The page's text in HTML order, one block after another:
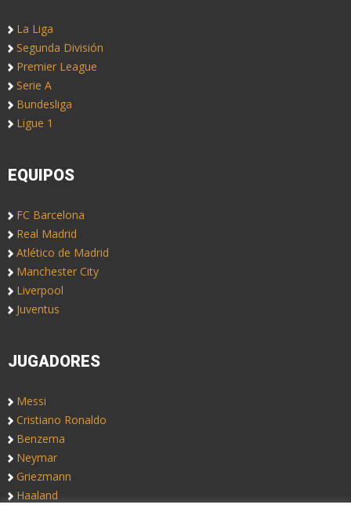
La Liga
Segunda División
Premier League
Serie A
Bundesliga
Ligue 1
EQUIPOS
FC Barcelona
Real Madrid
Atlético de Madrid
Manchester City
Liverpool
Juventus
JUGADORES
Messi
Cristiano Ronaldo
Benzema
Neymar
Griezmann
Haaland